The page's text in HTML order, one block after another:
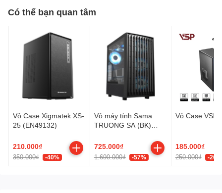
Có thể bạn quan tâm
Vỏ Case Xigmatek XS-
25 (EN49132)
210.000₫
350.000₫ -40%
Vỏ máy tính Sama
TRUONG SA (BK)
725.000₫
1.690.000₫ -57%
Vỏ Case VSP
185.000₫
250.000₫ -26%